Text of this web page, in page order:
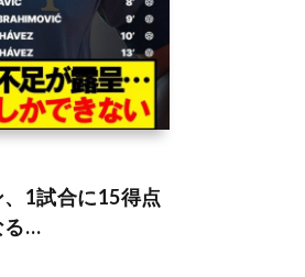
、1試合に15得点
る…